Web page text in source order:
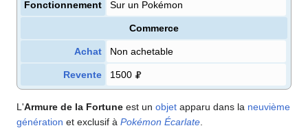
Fonctionnement Sur un Pokémon
Commerce
Achat Non achetable
Revente 1500
L'Armure de la Fortune est un objet apparu dans la neuvième
génération et exclusif à Pokémon Écarlate